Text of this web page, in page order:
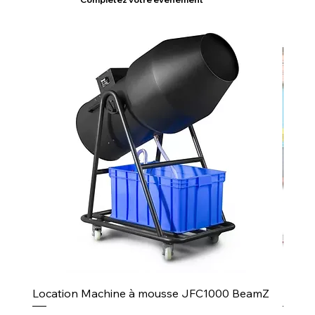
Location Machine à mousse JFC1000 BeamZ